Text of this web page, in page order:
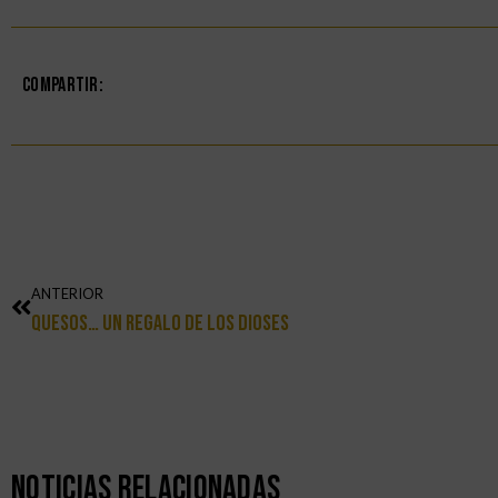
Compartir:
ANTERIOR
Quesos… Un Regalo De Los Dioses